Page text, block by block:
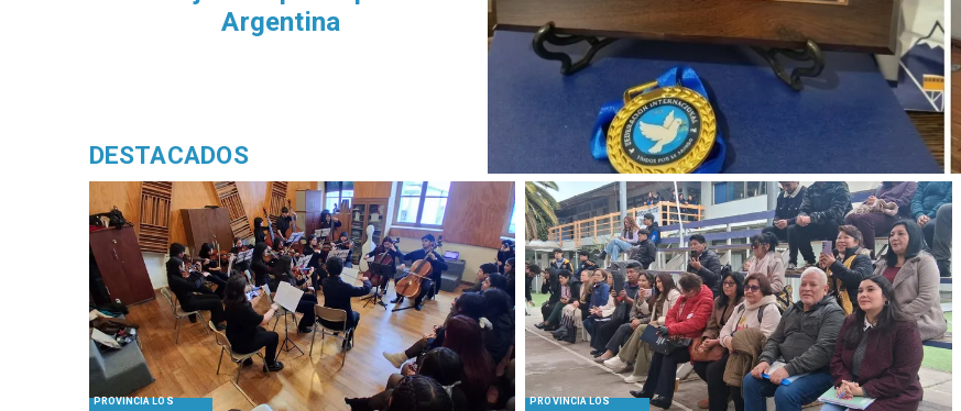
PROVINCIA LOS
PROVINCIA LOS
Andes
DESTACADOS